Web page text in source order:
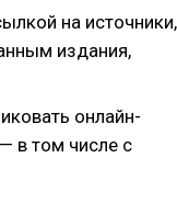
на источники,
издания,
онлайн-
в том числе с